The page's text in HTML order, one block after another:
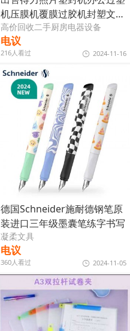
机压膜机覆膜过胶机封塑文件
封膜机
高价回收二手厨房电器设备
电议
216人看过 2024-11-16
德国Schneider施耐德钢笔原
装进口三年级墨囊笔练字书写
凝柔文具
电议
360人看过 2024-11-05